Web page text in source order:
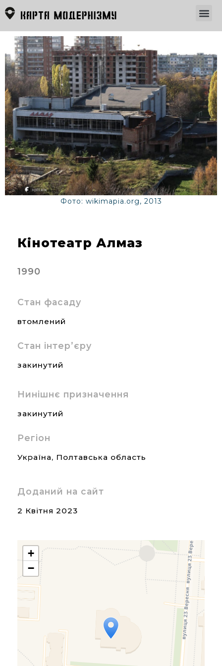
Фото: wikimapia.org, 2013
Кінотеатр Алмаз
1990
Стан фасаду
втомлений
Стан інтер’єру
закинутий
Нинішнє призначення
закинутий
Регіон
Україна, Полтавська область
Доданий на сайт
2 Квітня 2023
Travelers' Map is loading...
If you see this after your
page is loaded completely,
leafletJS files are missing.
+
−